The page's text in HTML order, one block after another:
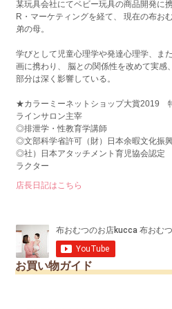
某玩具会社にてベビー玩具の商品開発に
R・マーケティングを経て、 現在の布お
弟の母。
学びとして児童心理学や発達心理学、ま
画に携わり、 脳との関係性を改めて実感
部分は深く影響している。
★カラーミーネットショップ大賞2019
ラインサロン主宰
◎排泄学・性教育学講師
◎文部科学省許可（財）日本余暇文化振
◎社）日本アタッチメント育児協会認定
ラクター
店長日記はこちら
お買い物ガイド